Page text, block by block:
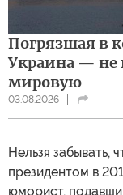
Погрязшая в
Украина — не
мировую
03.08.2026
Нельзя забывать,
президентом в
юморист,